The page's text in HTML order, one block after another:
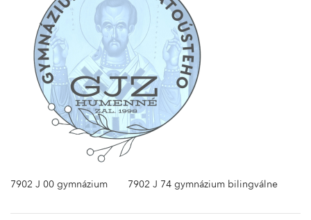
7902 J 00 gymnázium 7902 J 74 gymnázium bilingválne